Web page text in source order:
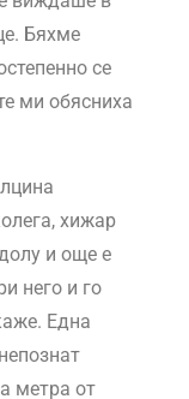
Бяхме
се
ми обясниха
хижар
и още е
него и го
Една
метра от